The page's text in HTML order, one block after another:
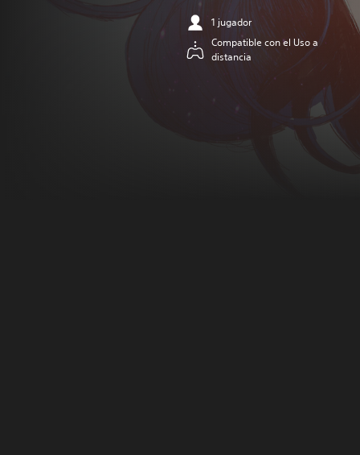
1 jugador
Compatible con el Uso a
distancia